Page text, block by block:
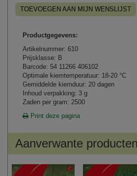
TOEVOEGEN AAN MIJN WENSLIJST
Productgegevens:
Artikelnummer: 610
Prijsklasse: B
Barcode: 54 11266 406102
Optimale kiemtemperatuur: 18-20 °C
Gemiddelde kiemduur: 20 dagen
Inhoud verpakking: 3 g
Zaden per gram: 2500
Print deze pagina
Aanverwante producten